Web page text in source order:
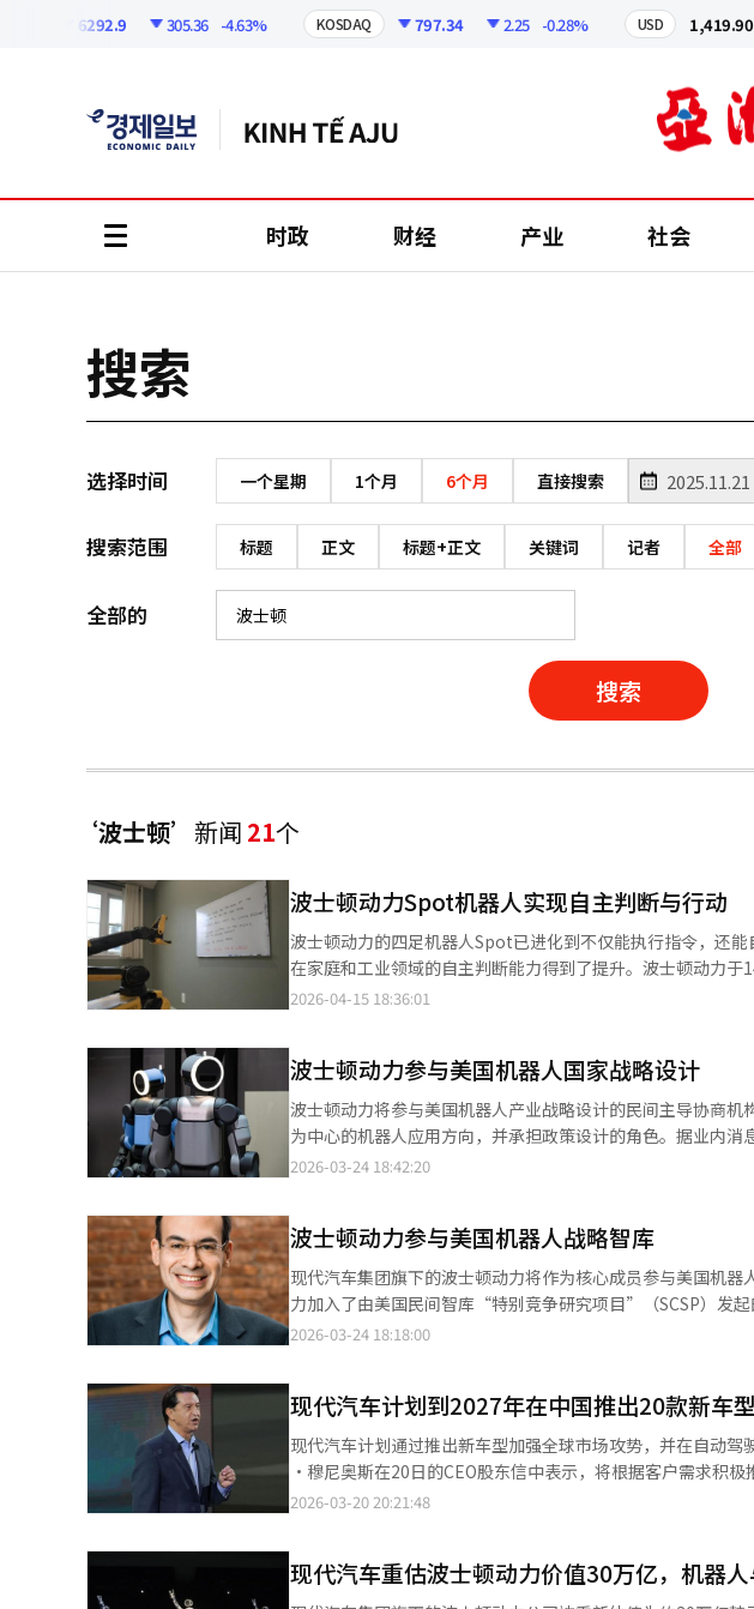
6292.9 305.36 -4.63% KOSDAQ 797.34 2.25 -0.28% USD 1,419.90
时政 财经 产业 社会
搜索
选择时间 一个星期 1个月 6个月 直接搜索
搜索范围 标题 正文 标题+正文 关键词 记者 全部
全部的
搜索
‘波士顿’ 新闻 21个
波士顿动力Spot机器人实现自主判断与行动
波士顿动力的四足机器人Spot已进化到不仅能执行指令，还
在家庭和工业领域的自主判断能力得到了提升。波士顿动力
Gemini的Spot视频。视频中，Spot不仅执行简单命令，还能
能及谷歌的Gemini Robotics ER 1.6结合，使Spot能够综合分
能力。在复杂的工业现场，Spot已进化到能够自主行动。视
盘并确认温度等，展示了其解读现场数据并作出响应的能力
下持续更新，自动提高检测精度，无需管理员的额外操作。波
义的转折点。波士顿动力Spot产品开发负责人马尔科·达席尔
在“AI机器人，从实验室到生活”的愿景下，将机器人技术从
动人类进步。
2026-04-15 18:36:01
波士顿动力参与美国机器人国家战略设计
波士顿动力将参与美国机器人产业战略设计的民间主导协商
为中心的机器人应用方向，并承担政策设计的角色。据业内
国家安全委员会”，旨在为美国机器人产业竞争力制定中长期
议员艾莉莎·斯洛特金共同担任主席。委员会包括波士顿动力
大学、麻省理工学院工业性能中心等主要机构，结合了机器
作为美国机器人企业的代表参与其中，副总裁布兰登·舒尔
参与产业应用和政策讨论。委员会将运营一年，结果报告预
架、制定自动化系统扩展战略、确保机器人专业人才、增强供
次参与分享其在工业现场积累的机器人应用案例，基于物流自
提供政策设计的技术标准。在政策影响力方面也具有意义，
业意见可以得到反映。业内分析认为，此次参与不仅是简单
国政府将机器人产业定义为下一代战略产业，并扩大支持措
拉、OpenAI等主要企业参加的会议，检查产业现状和政策支
构。机器人产业正与人工智能结合，扩展为“物理AI”形式，
限于简单自动化，还被评价为影响生产力、国防、物流体系的
2026-03-24 18:42:20
波士顿动力参与美国机器人战略智库
现代汽车集团旗下的波士顿动力将作为核心成员参与美国机
力加入了由美国民间智库“特别竞争研究项目”（SCSP）发
制定机器人产业战略。SCSP成立于2021年，由谷歌前CEO埃
席。委员会成员包括波士顿动力、英伟达、AMD、通用汽车、
中心等。波士顿动力代表美国的物理AI机器人企业加入，副
略，推动下一代机器人技术的广泛应用，并通过公共和私营
括建立公共-私营投资框架、培养和吸引机器人领域人才、改
动，咨询结果将于明年3月公布。随着机器人产业成为全球竞
登·舒尔曼表示：“期待政府对机器人产业的积极支持能迅速
与编辑。
2026-03-24 18:18:00
现代汽车计划到2027年在中国推出20款新车型
现代汽车计划通过推出新车型加强全球市场攻势，并在自动
·穆尼奥斯在20日的CEO股东信中表示，将根据客户需求积
出20款新车，目标年销量50万辆；在韩国市场，今年将推出
本地设计生产的电动SUV。现代汽车还将加速自动驾驶技术的
能，并供应给Waymo。穆尼奥斯强调，波士顿动力的Atlas
2026-03-20 20:21:48
现代汽车重估波士顿动力价值30万亿，机器